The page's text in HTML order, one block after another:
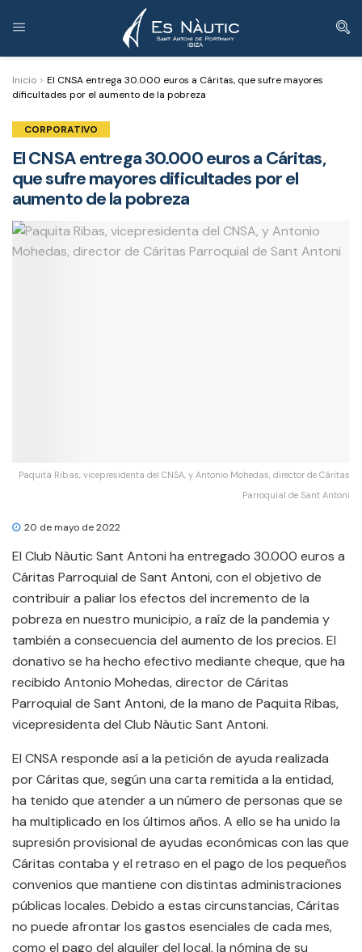
Inicio > El CNSA entrega 30.000 euros a Cáritas, que sufre mayores
dificultades por el aumento de la pobreza
CORPORATIVO
El CNSA entrega 30.000 euros a Cáritas,
que sufre mayores dificultades por el
aumento de la pobreza
Paquita Ribas, vicepresidenta del CNSA, y Antonio Mohedas, director de Cáritas
Parroquial de Sant Antoni
20 de mayo de 2022
El Club Nàutic Sant Antoni ha entregado 30.000 euros a
Cáritas Parroquial de Sant Antoni, con el objetivo de
contribuir a paliar los efectos del incremento de la
pobreza en nuestro municipio, a raíz de la pandemia y
también a consecuencia del aumento de los precios. El
donativo se ha hecho efectivo mediante cheque, que ha
recibido Antonio Mohedas, director de Cáritas
Parroquial de Sant Antoni, de la mano de Paquita Ribas,
vicepresidenta del Club Nàutic Sant Antoni.
El CNSA responde así a la petición de ayuda realizada
por Cáritas que, según una carta remitida a la entidad,
ha tenido que atender a un número de personas que se
ha multiplicado en los últimos años. A ello se ha unido la
supresión provisional de ayudas económicas con las que
Cáritas contaba y el retraso en el pago de los pequeños
convenios que mantiene con distintas administraciones
públicas locales. Debido a estas circunstancias, Cáritas
no puede afrontar los gastos esenciales de cada mes,
como el pago del alquiler del local, la nómina de su